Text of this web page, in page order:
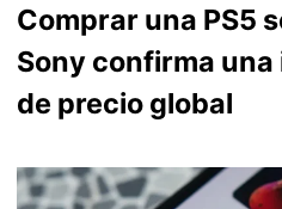
Comprar una PS5
Sony confirma
de precio global